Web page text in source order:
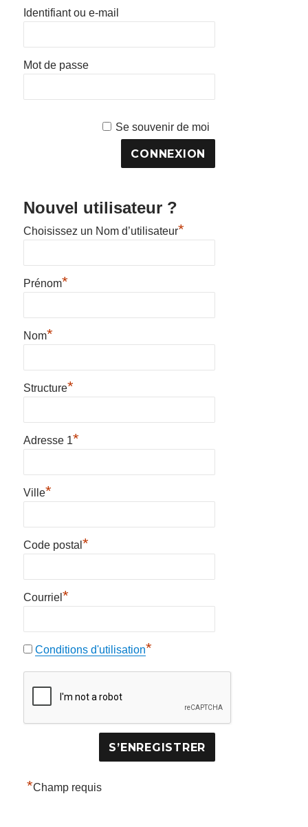
Identifiant ou e-mail
Mot de passe
Se souvenir de moi
Nouvel utilisateur ?
Choisissez un Nom d’utilisateur*
Prénom*
Nom*
Structure*
Adresse 1*
Ville*
Code postal*
Courriel*
Conditions d'utilisation*
*Champ requis